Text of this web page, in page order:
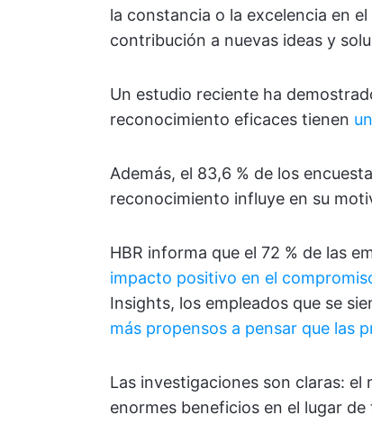
la constancia o la excelencia en
contribución a nuevas ideas y
Un estudio reciente ha
reconocimiento eficaces tienen
Además, el 83,6 % de los
reconocimiento influye en su
HBR informa que el 72 % de las
impacto positivo en el
Insights, los empleados que se
más propensos a pensar que las
Las investigaciones son claras:
enormes beneficios en el lugar de